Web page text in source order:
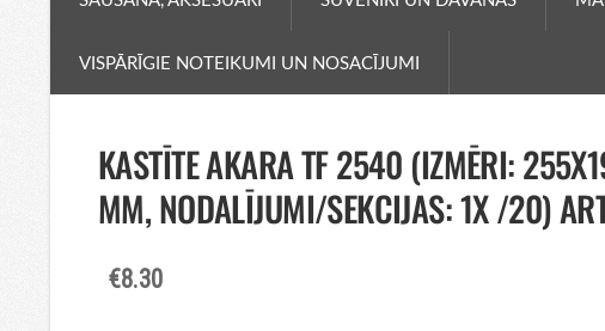
VISPĀRĪGIE NOTEIKUMI UN NOSACĪJUMI
KASTĪTE AKARA TF 2540 (IZMĒRI:
MM, NODALĪJUMI/SEKCIJAS: 1X /20)
€8.30